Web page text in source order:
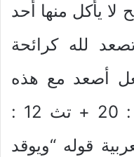
لا يأكل منها أحد
لله كرائحة
أصعد مع هذه
الذبيحة كثيراً مثلاً تك 8 : 20 + تث 12 :
قوله “ويوقد